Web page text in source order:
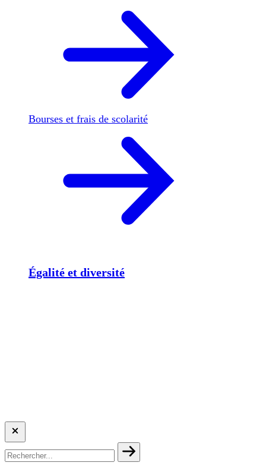
Bourses et frais de scolarité
Égalité et diversité